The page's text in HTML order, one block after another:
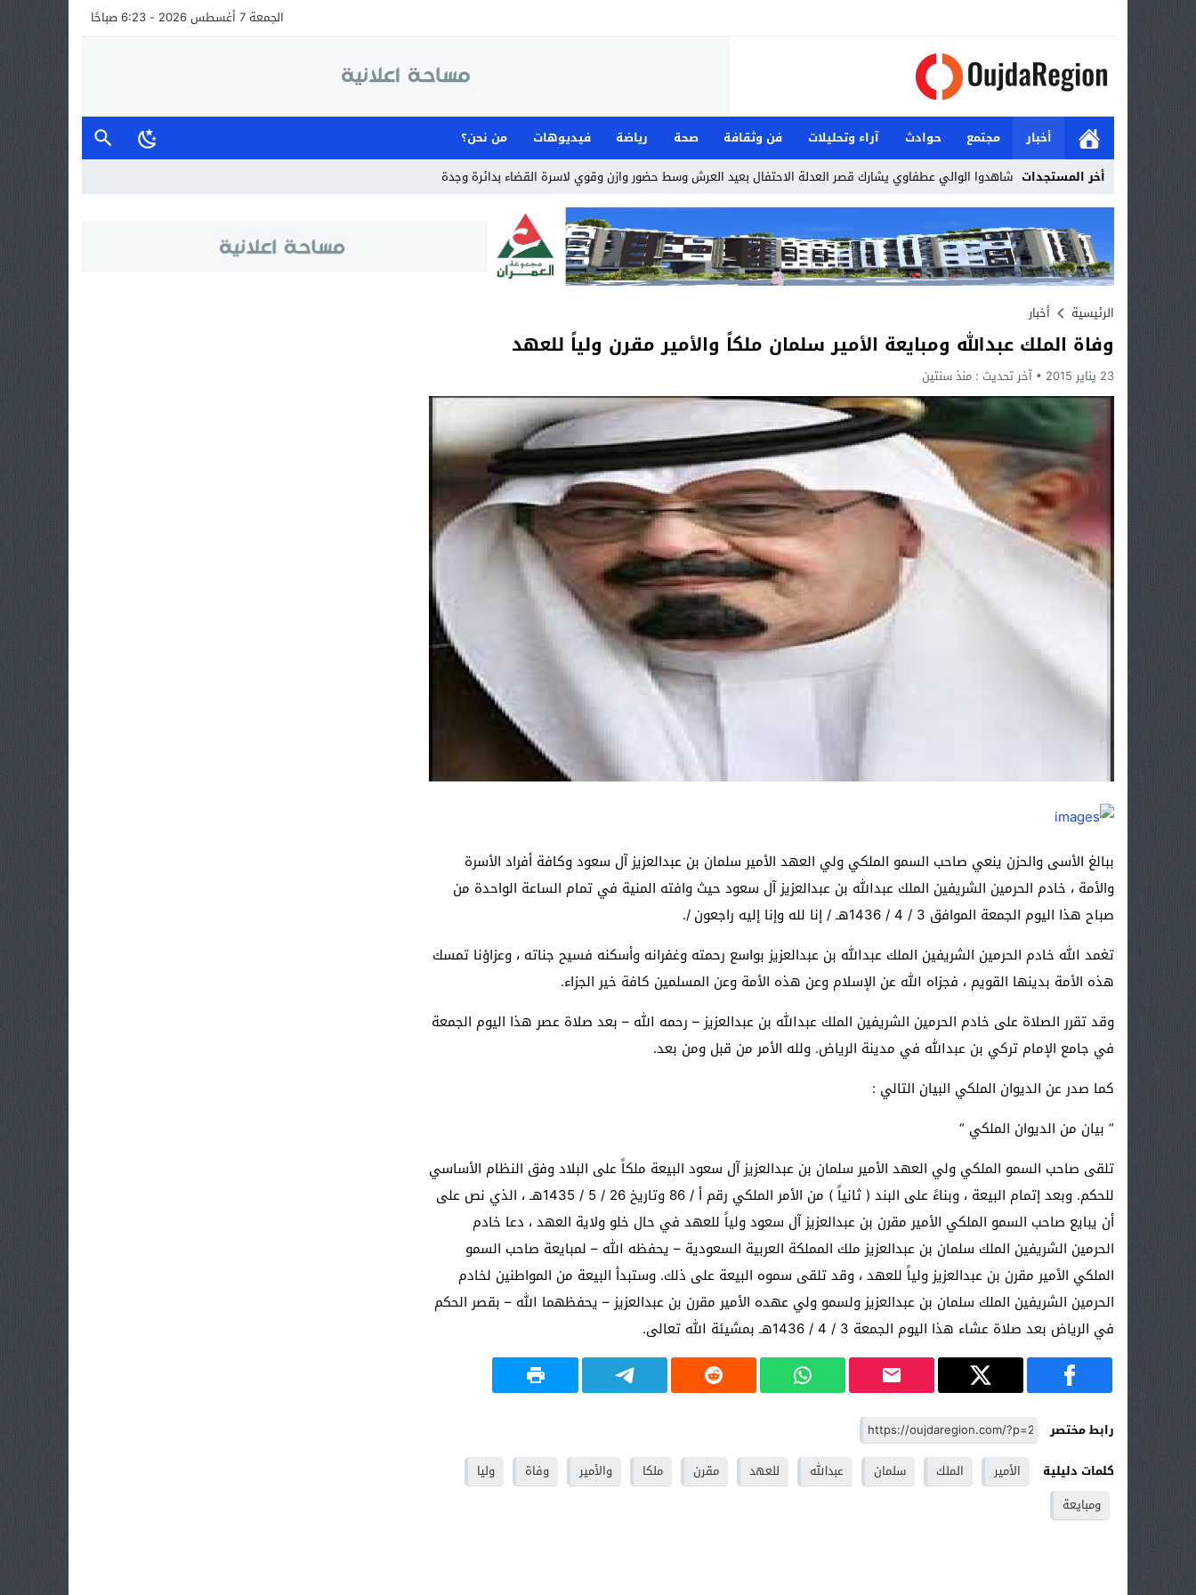
الجمعة 7 أغسطس 2026 - 6:23 صباحًا
أخبار مجتمع حوادث آراء وتحليلات فن وثقافة صحة رياضة فيديوهات
من نحن؟
أخر المستجدات شاهدوا الوالي عطفاوي يشارك قصر العدلة الاحتفال بعيد العرش وسط حضور وازن وقوي لاسرة القضاء بدائرة وجدة
Stop
Previous
Next
الرئيسية
أخبار
وفاة الملك عبدالله ومبايعة الأمير سلمان ملكاً والأمير مقرن ولياً للعهد
23 يناير 2015 آخر تحديث : منذ سنتين
ببالغ الأسى والحزن ينعي صاحب السمو الملكي ولي العهد الأمير سلمان بن عبدالعزيز آل سعود وكافة أفراد الأسرة
والأمة ، خادم الحرمين الشريفين الملك عبدالله بن عبدالعزيز آل سعود حيث وافته المنية في تمام الساعة الواحدة من
صباح هذا اليوم الجمعة الموافق 3 / 4 / 1436هـ / إنا لله وإنا إليه راجعون /.
تغمد الله خادم الحرمين الشريفين الملك عبدالله بن عبدالعزيز بواسع رحمته وغفرانه وأسكنه فسيح جناته ، وعزاؤنا تمسك
هذه الأمة بدينها القويم ، فجزاه الله عن الإسلام وعن هذه الأمة وعن المسلمين كافة خير الجزاء.
وقد تقرر الصلاة على خادم الحرمين الشريفين الملك عبدالله بن عبدالعزيز – رحمه الله – بعد صلاة عصر هذا اليوم الجمعة
في جامع الإمام تركي بن عبدالله في مدينة الرياض. ولله الأمر من قبل ومن بعد.
كما صدر عن الديوان الملكي البيان التالي :
” بيان من الديوان الملكي “
تلقى صاحب السمو الملكي ولي العهد الأمير سلمان بن عبدالعزيز آل سعود البيعة ملكاً على البلاد وفق النظام الأساسي
للحكم. وبعد إتمام البيعة ، وبناءً على البند ( ثانياً ) من الأمر الملكي رقم أ / 86 وتاريخ 26 / 5 / 1435هـ ، الذي نص على
أن يبايع صاحب السمو الملكي الأمير مقرن بن عبدالعزيز آل سعود ولياً للعهد في حال خلو ولاية العهد ، دعا خادم
الحرمين الشريفين الملك سلمان بن عبدالعزيز ملك المملكة العربية السعودية – يحفظه الله – لمبايعة صاحب السمو
الملكي الأمير مقرن بن عبدالعزيز ولياً للعهد ، وقد تلقى سموه البيعة على ذلك. وستبدأ البيعة من المواطنين لخادم
الحرمين الشريفين الملك سلمان بن عبدالعزيز ولسمو ولي عهده الأمير مقرن بن عبدالعزيز – يحفظهما الله – بقصر الحكم
في الرياض بعد صلاة عشاء هذا اليوم الجمعة 3 / 4 / 1436هـ بمشيئة الله تعالى.
رابط مختصر
كلمات دليلية
الأمير الملك سلمان عبدالله للعهد مقرن ملكا والأمير وفاة
وليا
ومبايعة